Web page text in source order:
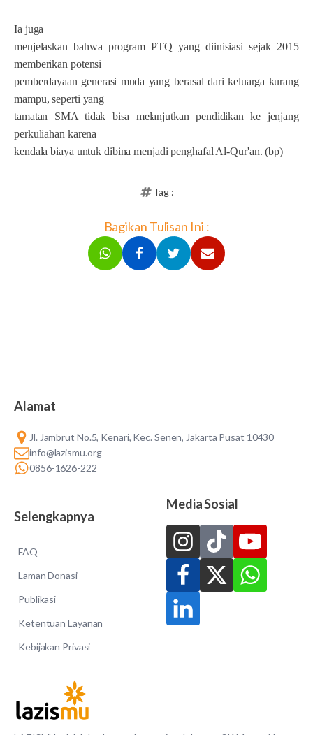
Ia juga
menjelaskan bahwa program PTQ yang diinisiasi sejak 2015
memberikan potensi
pemberdayaan generasi muda yang berasal dari keluarga kurang
mampu, seperti yang
tamatan SMA tidak bisa melanjutkan pendidikan ke jenjang
perkuliahan karena
kendala biaya untuk dibina menjadi penghafal Al-Qur'an.(bp)
Tag :
Bagikan Tulisan Ini :
Alamat
Jl. Jambrut No.5, Kenari, Kec. Senen, Jakarta Pusat 10430
info@lazismu.org
0856-1626-222
Selengkapnya
FAQ
Laman Donasi
Publikasi
Ketentuan Layanan
Kebijakan Privasi
Media Sosial